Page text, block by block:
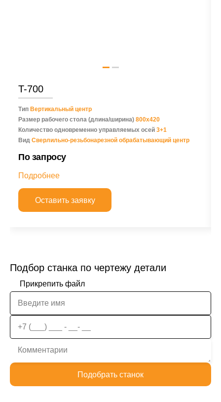
T-700
Тип Вертикальный центр
Размер рабочего стола (длина/ширина) 800х420
Количество одновременно управляемых осей 3+1
Вид Сверлильно-резьбонарезной обрабатывающий центр
По запросу
Подробнее
Оставить заявку
Подбор станка по чертежу детали
Прикрепить файл
Подобрать станок